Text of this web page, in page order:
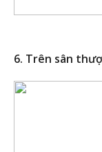
6. Trên sân